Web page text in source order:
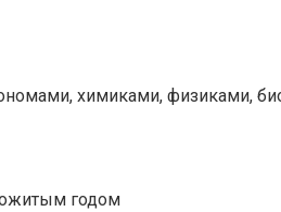
химиками, физиками,
годом